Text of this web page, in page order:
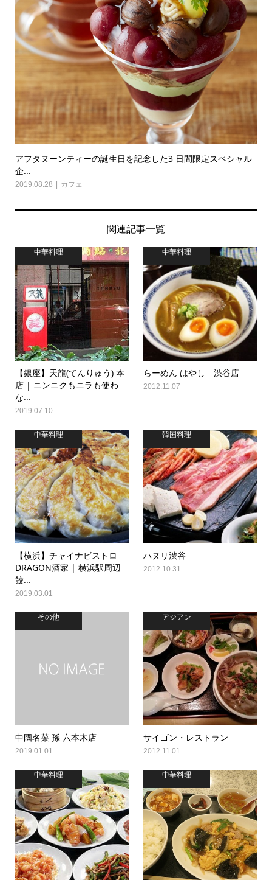
アフタヌーンティーの誕生日を記念した3 日間限定スペシャル
企...
2019.08.28 カフェ
関連記事一覧
中華料理
【銀座】天龍(てんりゅう) 本
店 | ニンニクもニラも使わ
な...
2019.07.10
中華料理
らーめん はやし 渋谷店
2012.11.07
中華料理
【横浜】チャイナビストロ
DRAGON酒家 | 横浜駅周辺
餃...
2019.03.01
韓国料理
ハヌリ渋谷
2012.10.31
その他
中國名菜 孫 六本木店
2019.01.01
アジアン
サイゴン・レストラン
2012.11.01
中華料理 中華料理